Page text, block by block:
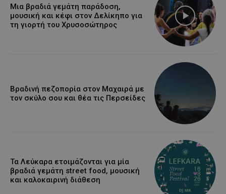
Μια βραδιά γεμάτη παράδοση,
μουσική και κέφι στον Δελίκηπο για
τη γιορτή του Χρυσοσώτηρος
Βραδινή πεζοπορία στον Μαχαιρά με
τον σκύλο σου και θέα τις Περσείδες
Τα Λεύκαρα ετοιμάζονται για μία
βραδιά γεμάτη street food, μουσική
και καλοκαιρινή διάθεση